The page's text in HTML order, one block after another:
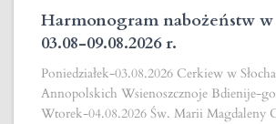
Harmonogram nabożeństw
03.08-09.08.2026 r.
Poniedziałek-03.08.2026 Cerkiew w
Annopolskich Wsienoszcznoje Bdienije-
Wtorek-04.08.2026 Św. Marii Magdaleny